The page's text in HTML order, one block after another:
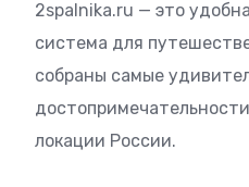
2spalnika.ru — это
система для
собраны самые
локации России.